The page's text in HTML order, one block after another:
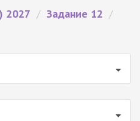
2027 / Задание 12 /